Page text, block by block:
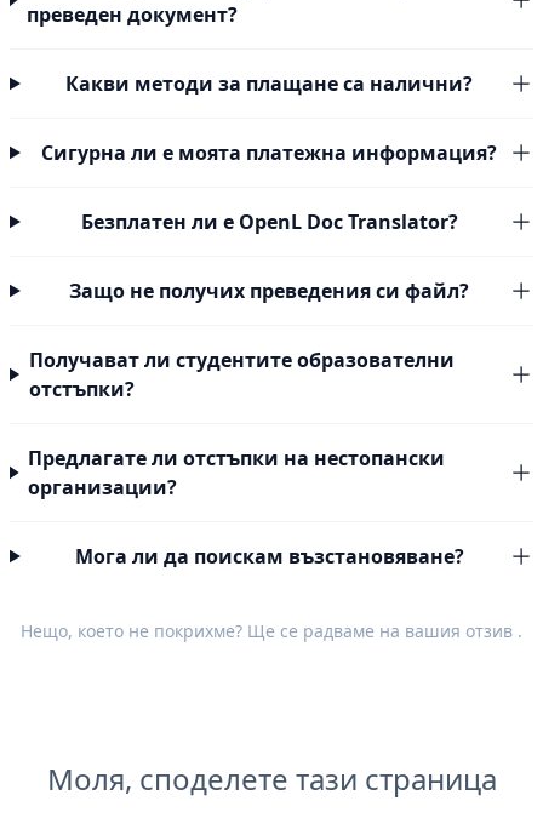
преведен документ?
Какви методи за плащане са налични?
Сигурна ли е моята платежна информация?
Безплатен ли е OpenL Doc Translator?
Защо не получих преведения си файл?
Получават ли студентите образователни
отстъпки?
Предлагате ли отстъпки на нестопански
организации?
Мога ли да поискам възстановяване?
Нещо, което не покрихме? Ще се радваме на вашия отзив .
Моля, споделете тази страница